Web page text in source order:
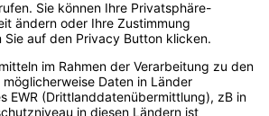
werden
Als
Unternehmen
dabei sein
20459 Hamburg
Deutschland
info@digitalbash.de
040 - 22 85 34 092